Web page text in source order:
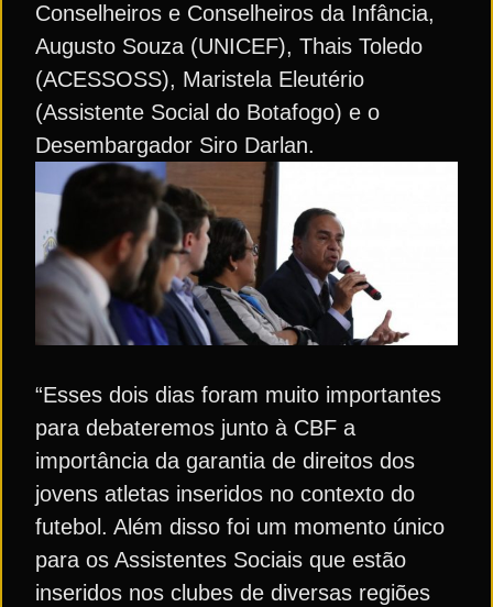
Conselheiros e Conselheiros da Infância,
Augusto Souza (UNICEF), Thais Toledo
(ACESSOSS), Maristela Eleutério
(Assistente Social do Botafogo) e o
Desembargador Siro Darlan.
“Esses dois dias foram muito importantes
para debateremos junto à CBF a
importância da garantia de direitos dos
jovens atletas inseridos no contexto do
futebol. Além disso foi um momento único
para os Assistentes Sociais que estão
inseridos nos clubes de diversas regiões